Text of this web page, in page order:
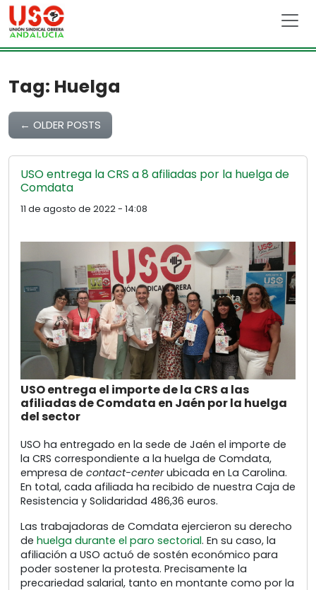
Skip to main content
Tag: Huelga
← OLDER POSTS
USO entrega la CRS a 8 afiliadas por la huelga de
Comdata
11 de agosto de 2022 - 14:08
USO entrega el importe de la CRS a las
afiliadas de Comdata en Jaén por la huelga
del sector
USO ha entregado en la sede de Jaén el importe de
la CRS correspondiente a la huelga de Comdata,
empresa de contact-centerubicada en La Carolina.
En total, cada afiliada ha recibido de nuestra Caja de
Resistencia y Solidaridad 486,36 euros.
Las trabajadoras de Comdata ejercieron su derecho
de huelga durante el paro sectorial. En su caso, la
afiliación a USO actuó de sostén económico para
poder sostener la protesta. Precisamente la
precariedad salarial, tanto en montante como por la